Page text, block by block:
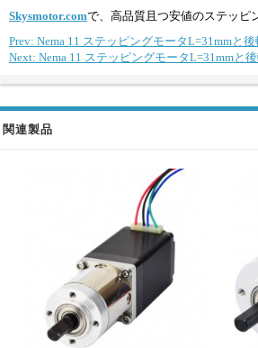
Skysmotor.comで、高品質且つ安値のステッピ
Prev: Nema 11 ステッピングモータL=31mmと
Next: Nema 11 ステッピングモータL=31mmと
関連製品